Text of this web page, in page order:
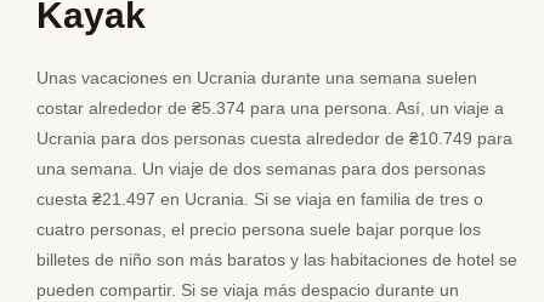
Kayak
Unas vacaciones en Ucrania durante una semana suelen
costar alrededor de ₴5.374 para una persona. Así, un viaje a
Ucrania para dos personas cuesta alrededor de ₴10.749 para
una semana. Un viaje de dos semanas para dos personas
cuesta ₴21.497 en Ucrania. Si se viaja en familia de tres o
cuatro personas, el precio persona suele bajar porque los
billetes de niño son más baratos y las habitaciones de hotel se
pueden compartir. Si se viaja más despacio durante un